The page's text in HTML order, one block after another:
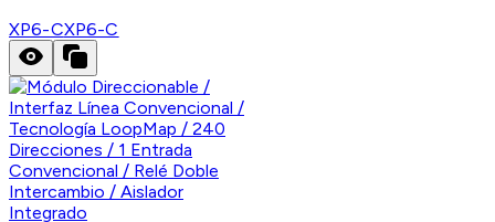
XP6-CXP6-C